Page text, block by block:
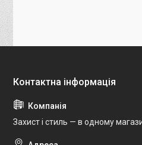
Захист і стиль — в одному